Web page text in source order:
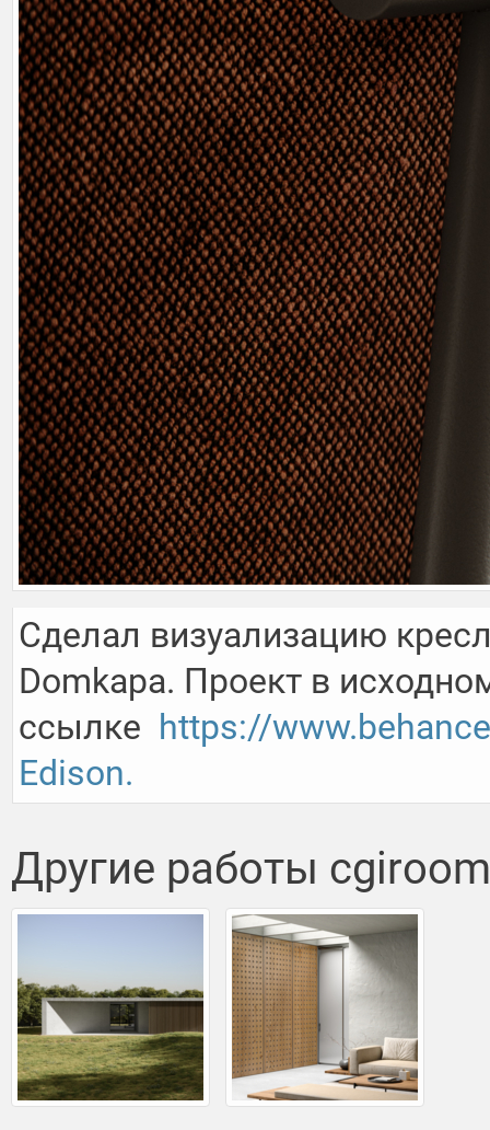
Сделал визуализацию
Domkapa. Проект в
ссылке https://
Edison.
Другие работы cgiroom